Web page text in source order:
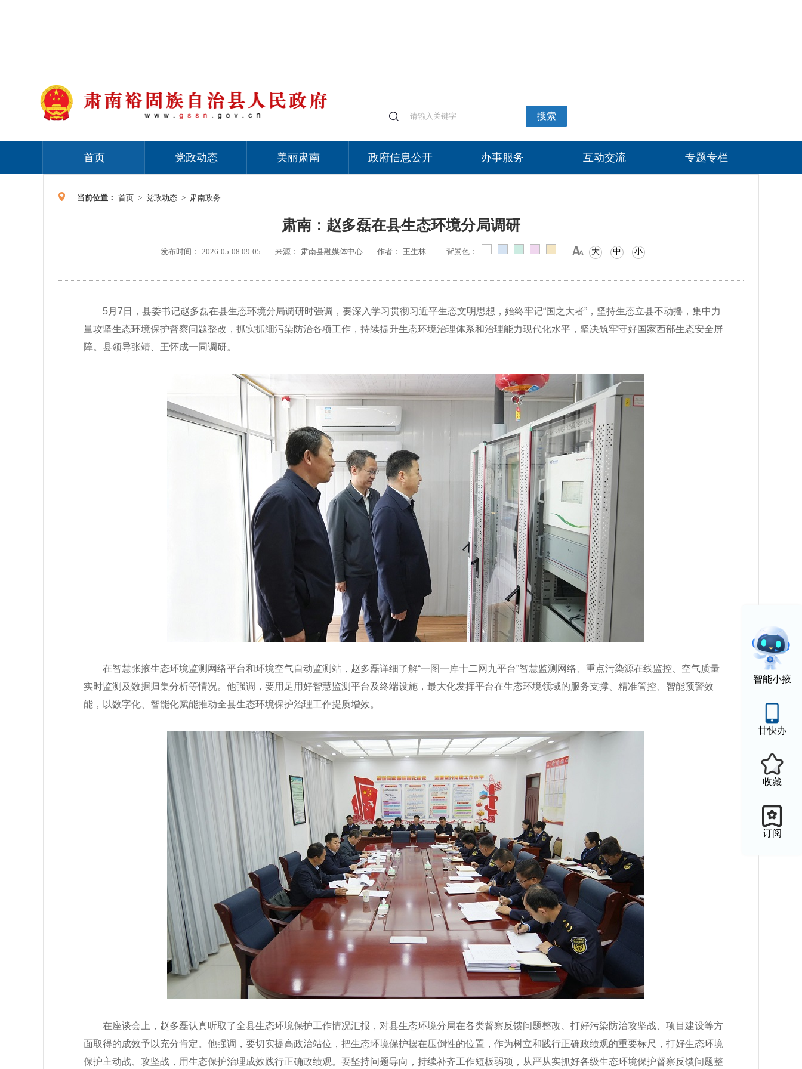
搜索
首页 党政动态 美丽肃南 政府信息公开 办事服务 互动交流 专题专栏
智能小掖
甘快办
收藏
订阅
当前位置： 首页 > 党政动态 > 肃南政务
肃南：赵多磊在县生态环境分局调研
发布时间： 2026-05-08 09:05 来源： 肃南县融媒体中心 作者： 王生林 背景色： 大 中 小
5月7日，县委书记赵多磊在县生态环境分局调研时强调，要深入学习贯彻习近平生态文明思想，始终牢记“国之大者”，坚持生态立县不动摇，集中力
量攻坚生态环境保护督察问题整改，抓实抓细污染防治各项工作，持续提升生态环境治理体系和治理能力现代化水平，坚决筑牢守好国家西部生态安全屏
障。县领导张靖、王怀成一同调研。
在智慧张掖生态环境监测网络平台和环境空气自动监测站，赵多磊详细了解“一图一库十二网九平台”智慧监测网络、重点污染源在线监控、空气质量
实时监测及数据归集分析等情况。他强调，要用足用好智慧监测平台及终端设施，最大化发挥平台在生态环境领域的服务支撑、精准管控、智能预警效
能，以数字化、智能化赋能推动全县生态环境保护治理工作提质增效。
在座谈会上，赵多磊认真听取了全县生态环境保护工作情况汇报，对县生态环境分局在各类督察反馈问题整改、打好污染防治攻坚战、项目建设等方
面取得的成效予以充分肯定。他强调，要切实提高政治站位，把生态环境保护摆在压倒性的位置，作为树立和践行正确政绩观的重要标尺，打好生态环境
保护主动战、攻坚战，用生态保护治理成效践行正确政绩观。要坚持问题导向，持续补齐工作短板弱项，从严从实抓好各级生态环境保护督察反馈问题整